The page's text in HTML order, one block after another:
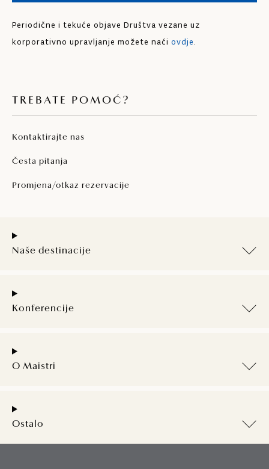
Periodične i tekuće objave Društva vezane uz
korporativno upravljanje možete naći ovdje.
TREBATE POMOĆ?
Kontaktirajte nas
Česta pitanja
Promjena/otkaz rezervacije
Naše destinacije
Konferencije
O Maistri
Ostalo